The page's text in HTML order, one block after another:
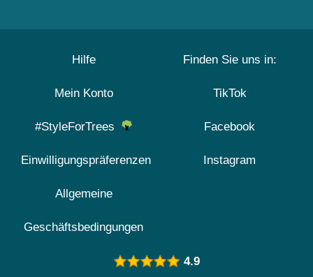
Hilfe
Mein Konto
#StyleForTrees
Einwilligungspräferenzen
Allgemeine
Geschäftsbedingungen
Finden Sie uns in:
TikTok
Facebook
Instagram
4.9